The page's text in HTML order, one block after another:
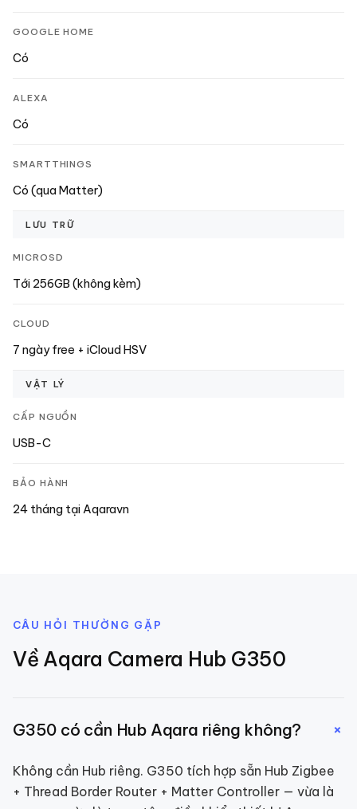
GOOGLE HOME
Có
ALEXA
Có
SMARTTHINGS
Có (qua Matter)
LƯU TRỮ
MICROSD
Tới 256GB (không kèm)
CLOUD
7 ngày free + iCloud HSV
VẬT LÝ
CẤP NGUỒN
USB-C
BẢO HÀNH
24 tháng tại Aqaravn
CÂU HỎI THƯỜNG GẶP
Về Aqara Camera Hub G350
G350 có cần Hub Aqara riêng không? +
Không cần Hub riêng. G350 tích hợp sẵn Hub Zigbee
+ Thread Border Router + Matter Controller — vừa là